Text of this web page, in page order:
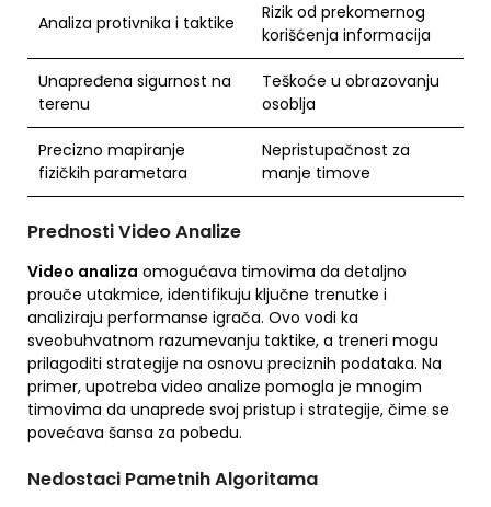
Analiza protivnika i taktike
Rizik od prekomernog
korišćenja informacija
Unapređena sigurnost na
terenu
Teškoće u obrazovanju
osoblja
Precizno mapiranje
fizičkih parametara
Nepristupačnost za
manje timove
Prednosti Video Analize
Video analiza omogućava timovima da detaljno
prouče utakmice, identifikuju ključne trenutke i
analiziraju performanse igrača. Ovo vodi ka
sveobuhvatnom razumevanju taktike, a treneri mogu
prilagoditi strategije na osnovu preciznih podataka. Na
primer, upotreba video analize pomogla je mnogim
timovima da unaprede svoj pristup i strategije, čime se
povećava šansa za pobedu.
Nedostaci Pametnih Algoritama